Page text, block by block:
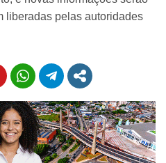
liberadas pelas autoridades